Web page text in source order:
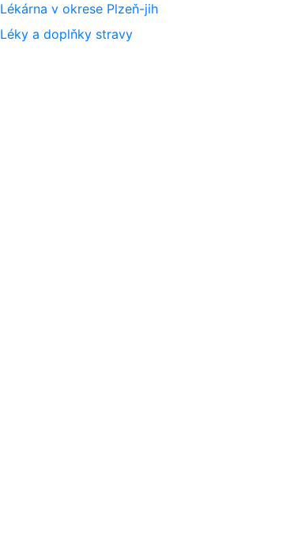
Lékárna v okrese Plzeň-jih
Léky a doplňky stravy